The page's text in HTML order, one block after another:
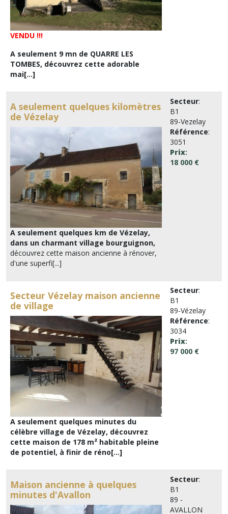
VENDU !!!
A seulement 9 mn de QUARRE LES
TOMBES, découvrez cette adorable
mai[...]
A seulement quelques kilomètres
de Vézelay
A seulement quelques km de Vézelay,
dans un charmant village bourguignon,
découvrez cette maison ancienne à rénover,
d'une superfi[...]
Secteur:
B1
89-Vezelay
Référence:
3051
Prix:
18 000 €
Secteur Vézelay maison ancienne
de village
A seulement quelques minutes du
célèbre village de Vézelay, découvrez
cette maison de 178 m² habitable pleine
de potentiel, à finir de réno[...]
Secteur:
B1
89-Vézelay
Référence:
3034
Prix:
97 000 €
Maison ancienne à quelques
minutes d'Avallon
Secteur:
B1
89 -
AVALLON